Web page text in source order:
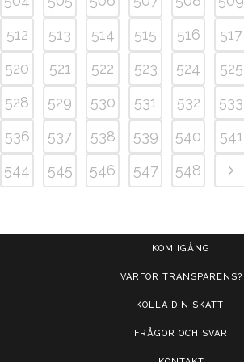
512
513 514 515 516 517
520
521 522 523 524 525
528
529 530 531 532 533
536
537 538 539 540 541
544
545 546 547 548
KOM IGÅNG
VARFÖR TRANSPARENS?
KOLLA DIN SKATT!
FRÅGOR OCH SVAR